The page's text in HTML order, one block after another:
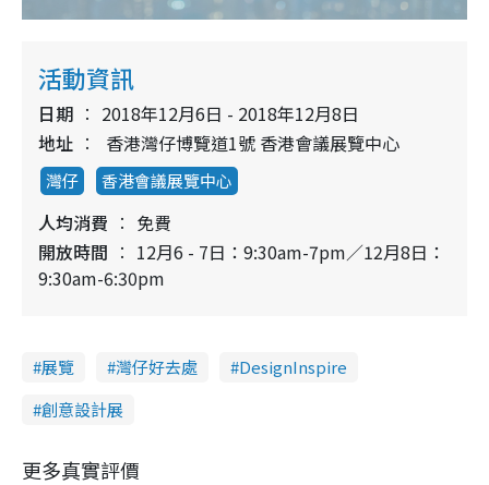
活動資訊
日期
2018年12月6日 - 2018年12月8日
地址
香港灣仔博覽道1號 香港會議展覽中心
灣仔 香港會議展覽中心
人均消費
免費
開放時間
12月6 - 7日：9:30am-7pm／12月8日：
9:30am-6:30pm
展覽 灣仔好去處
DesignInspire
創意設計展
更多真實評價